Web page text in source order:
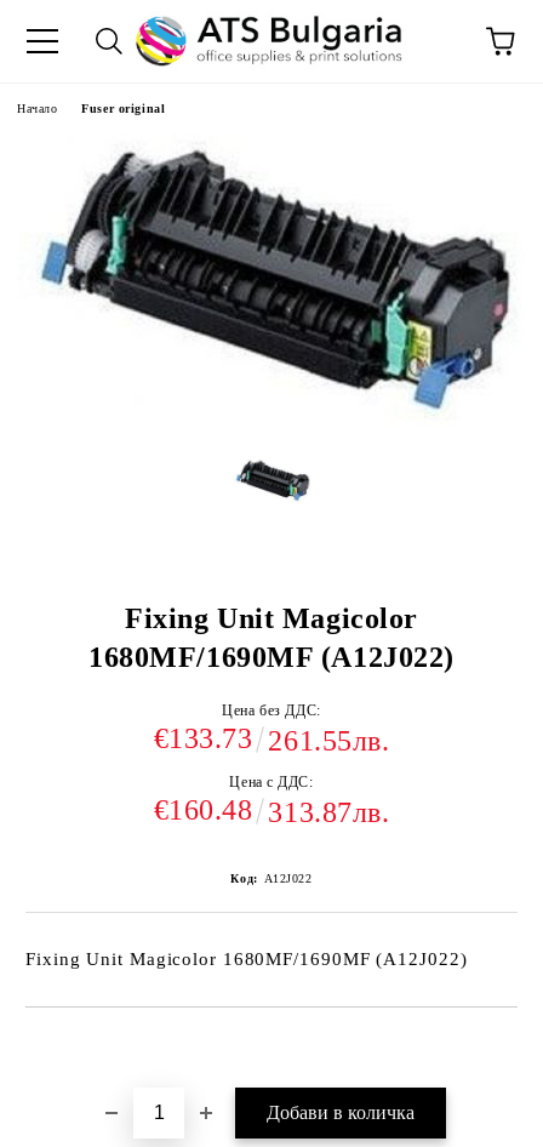
Начало Fuser original
Fixing Unit Magicolor
1680MF/1690MF (A12J022)
Цена без ДДС:
€133.73 261.55лв.
Цена с ДДС:
€160.48 313.87лв.
Код: A12J022
Fixing Unit Magicolor 1680MF/1690MF (A12J022)